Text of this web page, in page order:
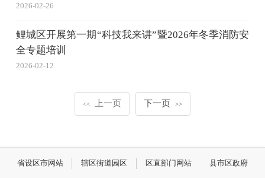
2026-02-26
鲤城区开展第一期“科技我来讲”暨2026年冬季消防安
全专题培训
2026-02-12
<< 上一页 下一页 >>
省设区市网站 辖区街道园区 区直部门网站 县市区政府